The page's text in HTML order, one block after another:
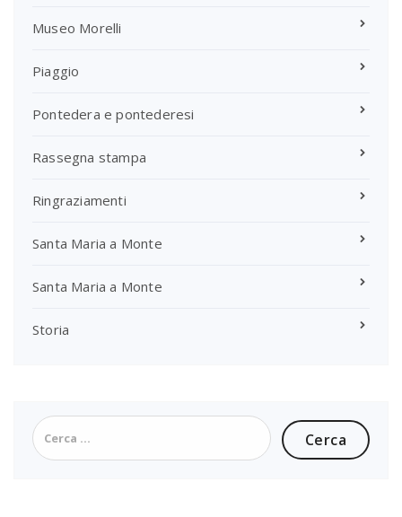
Museo Morelli
Piaggio
Pontedera e pontederesi
Rassegna stampa
Ringraziamenti
Santa Maria a Monte
Santa Maria a Monte
Storia
Ricerca
per: